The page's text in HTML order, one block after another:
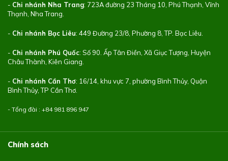
- Chi nhánh Nha Trang: 723A đường 23 Tháng 10, Phú Thạnh, Vĩnh
Thạnh, Nha Trang.
- Chi nhánh Bạc Liêu: 449 Đường 23/8, Phường 8, TP. Bạc Liêu.
- Chi nhánh Phú Quốc: Số 90. Ấp Tân Điền, Xã Giục Tượng, Huyện
Châu Thành, Kiên Giang.
- Chi nhánh Cần Thơ: 16/14, khu vực 7, phường Bình Thủy, Quận
Bình Thủy, TP Cần Thơ.
- Tổng đài : +84 981 896 947
Chính sách